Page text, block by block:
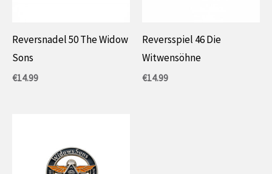
Reversnadel 50 The Widow
Sons
€14.99
Reversspiel 46 Die
Witwensöhne
€14.99